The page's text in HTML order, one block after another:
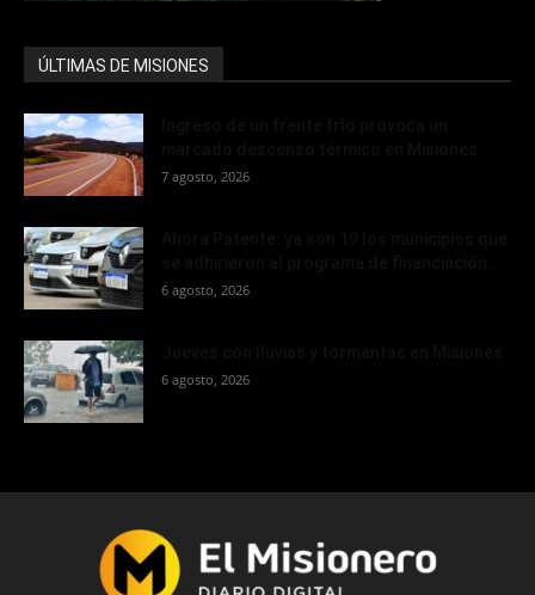
ÚLTIMAS DE MISIONES
7 agosto, 2026
6 agosto, 2026
6 agosto, 2026